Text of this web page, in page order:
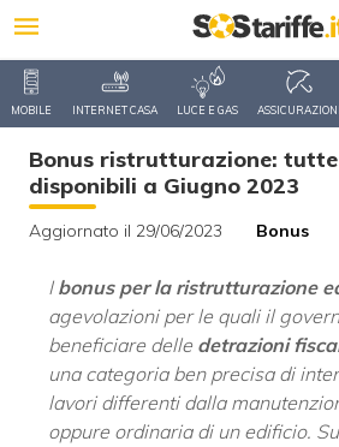
MOBILE INTERNET CASA LUCE E GAS ASSICURAZIONI
Bonus ristrutturazione:
disponibili a Giugno 2023
Aggiornato il 29/06/2023 Bonus
I bonus per la ristrutturazione
agevolazioni per le quali il
beneficiare delle detrazioni
una categoria ben precisa di
lavori differenti dalla
oppure ordinaria di un edificio. Su